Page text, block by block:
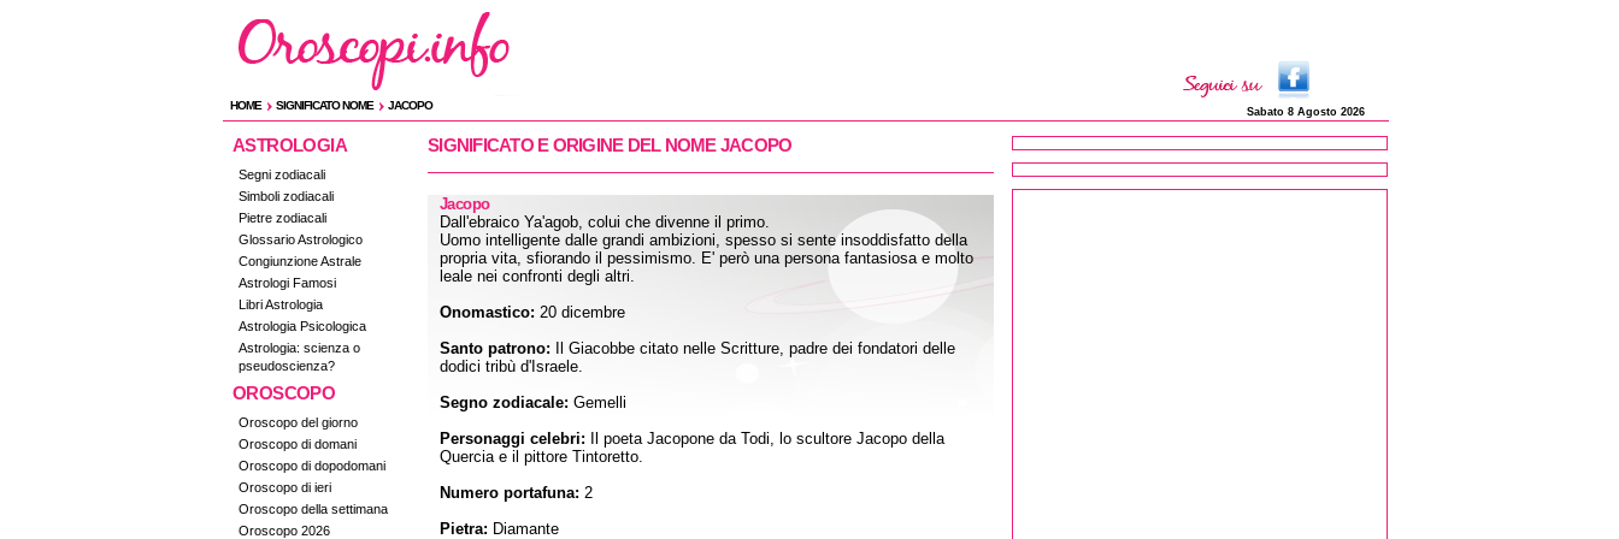
HOME SIGNIFICATO NOME JACOPO Sabato 8 Agosto 2026
ASTROLOGIA
Segni zodiacali
Simboli zodiacali
Pietre zodiacali
Glossario Astrologico
Congiunzione Astrale
Astrologi Famosi
Libri Astrologia
Astrologia Psicologica
Astrologia: scienza o
pseudoscienza?
OROSCOPO
Oroscopo del giorno
Oroscopo di domani
Oroscopo di dopodomani
Oroscopo di ieri
Oroscopo della settimana
Oroscopo 2026
SIGNIFICATO E ORIGINE DEL NOME JACOPO
Jacopo
Dall'ebraico Ya'agob, colui che divenne il primo.
Uomo intelligente dalle grandi ambizioni, spesso si sente insoddisfatto della
propria vita, sfiorando il pessimismo. E' però una persona fantasiosa e molto
leale nei confronti degli altri.
Onomastico: 20 dicembre
Santo patrono: Il Giacobbe citato nelle Scritture, padre dei fondatori delle
dodici tribù d'Israele.
Segno zodiacale: Gemelli
Personaggi celebri: Il poeta Jacopone da Todi, lo scultore Jacopo della
Quercia e il pittore Tintoretto.
Numero portafuna: 2
Pietra: Diamante